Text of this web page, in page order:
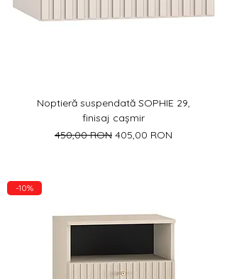
Noptieră suspendată SOPHIE 29,
finisaj cașmir
Preț normal
450,00 RON Preț redus
405,00 RON
-10%